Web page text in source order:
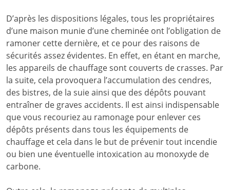
D’après les dispositions légales, tous les propriétaires
d’une maison munie d’une cheminée ont l’obligation de
ramoner cette dernière, et ce pour des raisons de
sécurités assez évidentes. En effet, en étant en marche,
les appareils de chauffage sont couverts de crasses. Par
la suite, cela provoquera l’accumulation des cendres,
des bistres, de la suie ainsi que des dépôts pouvant
entraîner de graves accidents. Il est ainsi indispensable
que vous recouriez au ramonage pour enlever ces
dépôts présents dans tous les équipements de
chauffage et cela dans le but de prévenir tout incendie
ou bien une éventuelle intoxication au monoxyde de
carbone.